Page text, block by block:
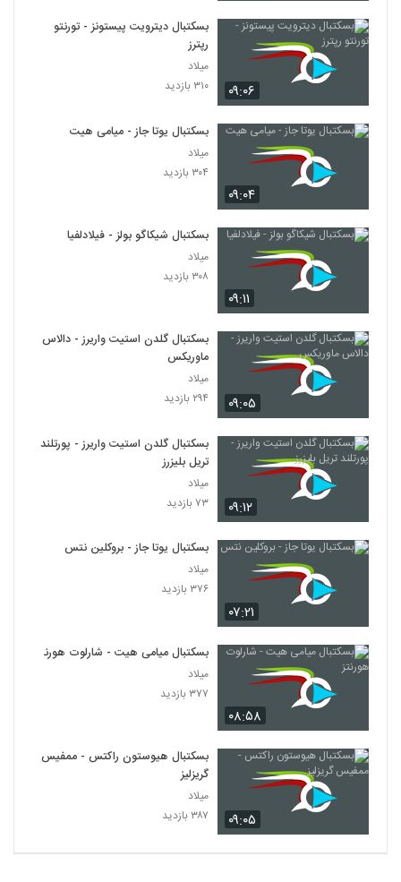
۰۹:۰۶
بسکتبال دیترویت پیستونز - تورنتو
رپترز
میلاد
۳۱۰ بازدید
۰۹:۰۴
بسکتبال یوتا جاز - میامی هیت
میلاد
۳۰۴ بازدید
۰۹:۱۱
بسکتبال شیکاگو بولز - فیلادلفیا
میلاد
۳۰۸ بازدید
۰۹:۰۵
بسکتبال گلدن استیت واریرز - دالاس
ماوریکس
میلاد
۲۹۴ بازدید
۰۹:۱۲
بسکتبال گلدن استیت واریرز - پورتلند
تریل بلیزرز
میلاد
۷۳ بازدید
۰۷:۲۱
بسکتبال یوتا جاز - بروکلین نتس
میلاد
۳۷۶ بازدید
۰۸:۵۸
بسکتبال میامی هیت - شارلوت هورنتز
میلاد
۳۷۷ بازدید
۰۹:۰۵
بسکتبال هیوستون راکتس - ممفیس
گریزلیز
میلاد
۳۸۷ بازدید